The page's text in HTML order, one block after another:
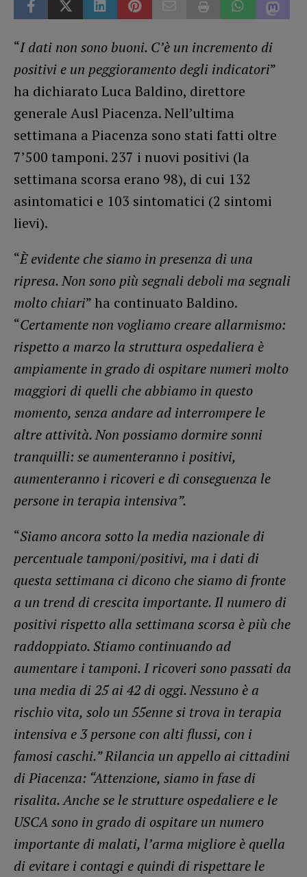
“I dati non sono buoni. C’è un incremento di
positivi e un peggioramento degli indicatori”
ha dichiarato Luca Baldino, direttore
generale Ausl Piacenza. Nell’ultima
settimana a Piacenza sono stati fatti oltre
7’500 tamponi. 237 i nuovi positivi (la
settimana scorsa erano 98), di cui 132
asintomatici e 103 sintomatici (2 sintomi
lievi).
“È evidente che siamo in presenza di una
ripresa. Non sono più segnali deboli ma segnali
molto chiari” ha continuato Baldino.
“Certamente non vogliamo creare allarmismo:
rispetto a marzo la struttura ospedaliera è
ampiamente in grado di ospitare numeri molto
maggiori di quelli che abbiamo in questo
momento, senza andare ad interrompere le
altre attività. Non possiamo dormire sonni
tranquilli: se aumenteranno i positivi,
aumenteranno i ricoveri e di conseguenza le
persone in terapia intensiva”.
“Siamo ancora sotto la media nazionale di
percentuale tamponi/positivi, ma i dati di
questa settimana ci dicono che siamo di fronte
a un trend di crescita importante. Il numero di
positivi rispetto alla settimana scorsa è più che
raddoppiato. Stiamo continuando ad
aumentare i tamponi. I ricoveri sono passati da
una media di 25 ai 42 di oggi. Nessuno è a
rischio vita, solo un 55enne si trova in terapia
intensiva e 3 persone con alti flussi, con i
famosi caschi.” Rilancia un appello ai cittadini
di Piacenza: “Attenzione, siamo in fase di
risalita. Anche se le strutture ospedaliere e le
USCA sono in grado di ospitare un numero
importante di malati, l’arma migliore è quella
di evitare i contagi e quindi di rispettare le